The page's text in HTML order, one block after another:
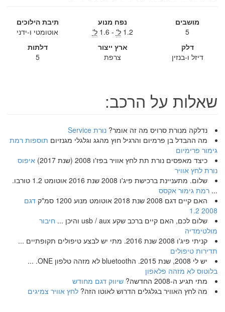
מושבים
5
נפח מנוע
1.2 ל' - 1.6 ל'
תיבת הילוכים
אוטומטי ו-ידני
דלק
דיזל ו-בנזין
ארץ ייצור
צרפת
דלתות
5
שאלות על הרכב:
נדלקה מנורת סרויס מה זה אומר? נורת Service
מה ההבדל בן פרמיום והרגיל חוץ מהגג וגלגלי מגנזיום תוספות רמת
גימור פרימיום
כיצד מאפסים נורת תת לחץ אוויר בפז'ו 2008 (שנת 2017)
איפוס
נורת לחץ אוויר
שלום. מתעניינת ברכישת פיג'ו 2008 שנת 2016 אוטומט 1.2 טורבו.
... רמת גימור אקסס
האם קיים דגם 2008 שנת 2018 אוטומט מנוע 1200 סמ"ק
דגם
2008 1.2
שלום לכם, האם קיים ברכב שקע usb / aux והיכן ...
חיבור
מולטימדיה
קניתי פיג'ו 2008 שנת 2016. מתי יש לבצע טיפולים תקופתיים ...
תדירות טיפולים
יש לי 2008, שנת 2015. הbluetooth לא מזהה טלפון ONE. ...
בלוטוס לא מזהה פלאפון
מתי תגיע ה-2008 החדשה?
שיווק דגם מחודש
מה לחץ האוויר בגלגלים הדרוש לאוטו הזה? לחץ אוויר צמיגים